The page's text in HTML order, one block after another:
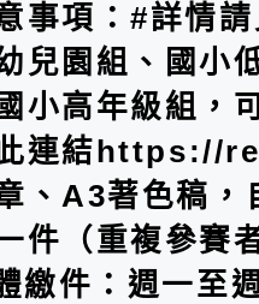
事項：#詳情
兒園組、國小
小高年級組，
連結https://
、A3著色稿，
件（重複參賽
繳件：週一至